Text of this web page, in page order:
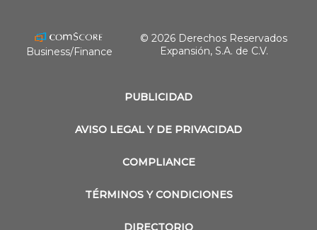
PUBLICIDAD
AVISO LEGAL Y DE PRIVACIDAD
COMPLIANCE
TÉRMINOS Y CONDICIONES
DIRECTORIO
Business/Finance
© 2026 Derechos Reservados
Expansión, S.A. de C.V.